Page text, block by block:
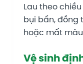
Lau theo
bụi bẩn, đồng
hoặc mất
Vệ sinh